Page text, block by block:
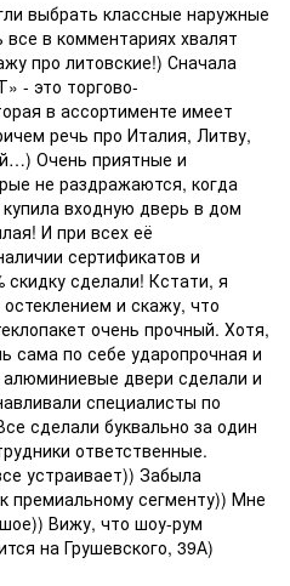
выбрать классные наружные
в комментариях хвалят
про литовские!) Сначала
- это торгово-
в ассортименте имеет
речь про Италия, Литву,
Очень приятные и
не раздражаются, когда
входную дверь в дом
И при всех её
сертификатов и
скидку сделали! Кстати, я
и скажу, что
очень прочный. Хотя,
сама по себе ударопрочная и
двери сделали и
специалисты по
сделали буквально за один
ответственные.
устраивает)) Забыла
премиальному сегменту)) Мне
Вижу, что шоу-рум
на Грушевского, 39А)